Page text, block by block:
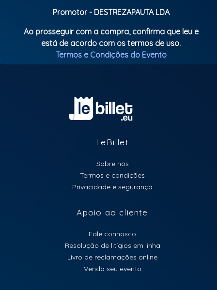
Promotor - DESTREZAPAUTA LDA
Ao prosseguir com a compra, confirma que leu e
está de acordo com os termos de uso.
Termos e Condições do Evento
LeBillet
Sobre nós
Termos e condições
Privacidade e segurança
Apoio ao cliente
Fale connosco
Resolução de litígios em linha
Livro de reclamações online
Venda seu evento